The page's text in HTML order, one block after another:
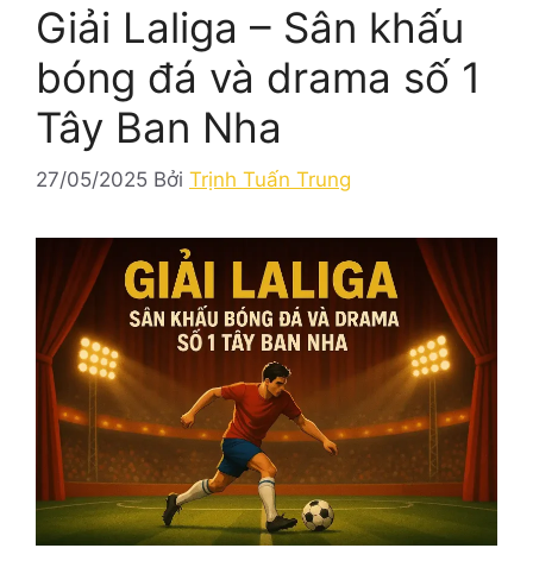
Giải Laliga – Sân khấu
bóng đá và drama số 1
Tây Ban Nha
27/05/2025 Bởi Trịnh Tuấn Trung